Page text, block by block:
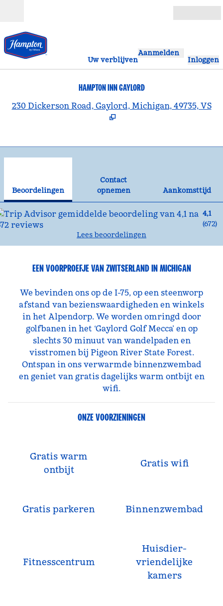
Uw verblijven
Aanmelden
Inloggen
HAMPTON INN GAYLORD
230 Dickerson Road, Gaylord, Michigan, 49735, VS
Beoordelingen
Contact
opnemen
Contact opnemen
Aankomsttijd
4,1
(672)
Lees beoordelingen
EEN VOORPROEFJE VAN ZWITSERLAND IN MICHIGAN
We bevinden ons op de I-75, op een steenworp
afstand van bezienswaardigheden en winkels
in het Alpendorp. We worden omringd door
golfbanen in het ‘Gaylord Golf Mecca’ en op
slechts 30 minuut van wandelpaden en
visstromen bij Pigeon River State Forest.
Ontspan in ons verwarmde binnenzwembad
en geniet van gratis dagelijks warm ontbijt en
wifi.
ONZE VOORZIENINGEN
Gratis warm
ontbijt
Gratis wifi
Gratis parkeren Binnenzwembad
Fitness­centrum
Huisdier­
vriendelijke
kamers